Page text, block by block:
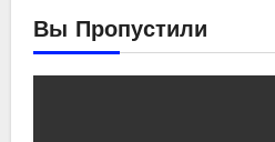
Вы Пропустили